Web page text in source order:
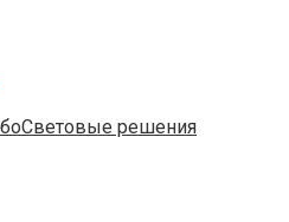
Световые решения